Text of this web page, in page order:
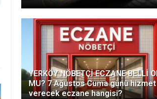
YERKÖY NÖBETÇİ ECZANE BELLİ
MU? 7 Ağustos Cuma günü hizmet
verecek eczane hangisi?